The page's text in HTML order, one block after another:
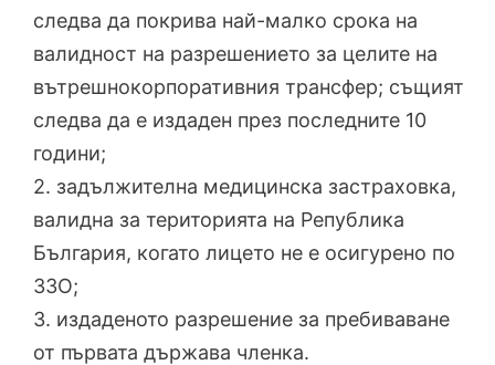
следва да покрива най-малко срока на
валидност на разрешението за целите на
вътрешнокорпоративния трансфер; същият
следва да е издаден през последните 10
години;
2. задължителна медицинска застраховка,
валидна за територията на Република
България, когато лицето не е осигурено по
ЗЗО;
3. издаденото разрешение за пребиваване
от първата държава членка.